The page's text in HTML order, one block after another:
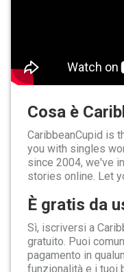
Cosa è
CaribbeanCupid is
you with singles
since 2004, we've
stories online. Let
È gratis da
Sì, iscriversi a
gratuito. Puoi
pagamento in
funzionalità e i tuoi